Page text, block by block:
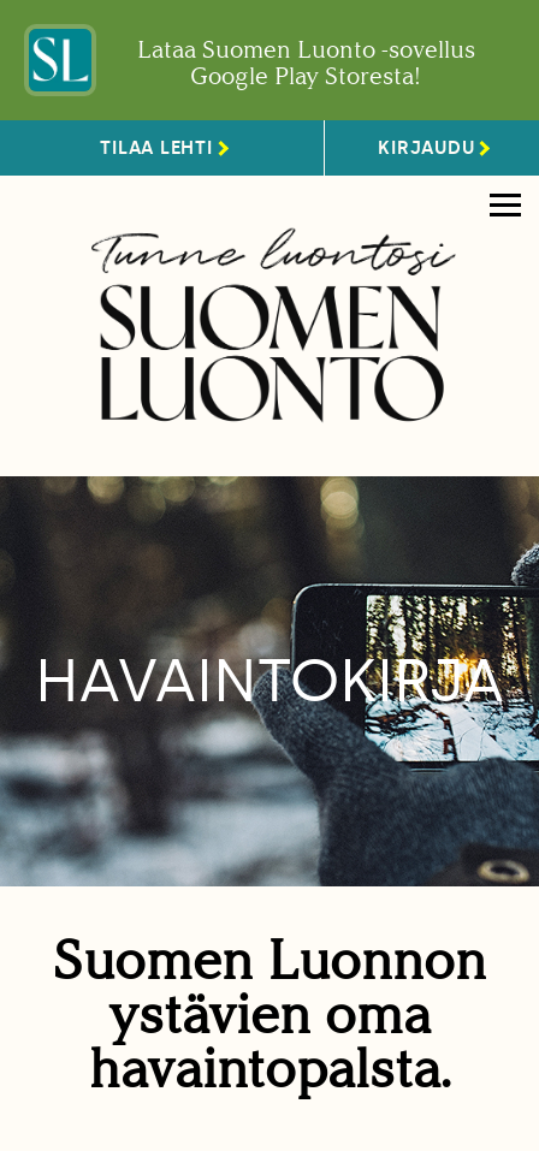
Lataa Suomen Luonto -sovellus
Google Play Storesta!
TILAA LEHTI KIRJAUDU
HAVAINTOKIRJA
Suomen Luonnon
ystävien oma
havaintopalsta.